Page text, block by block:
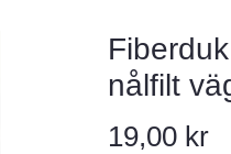
nålfilt
19,00 kr